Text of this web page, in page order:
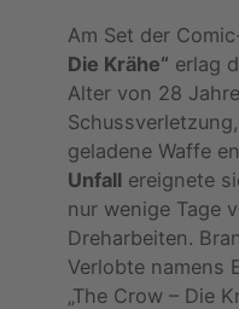
Am Set der
Die Krähe“ erlag
Alter von 28
geladene Waffe
Unfall ereignete
nur wenige Tage
Dreharbeiten.
Verlobte namens
„The Crow – Die